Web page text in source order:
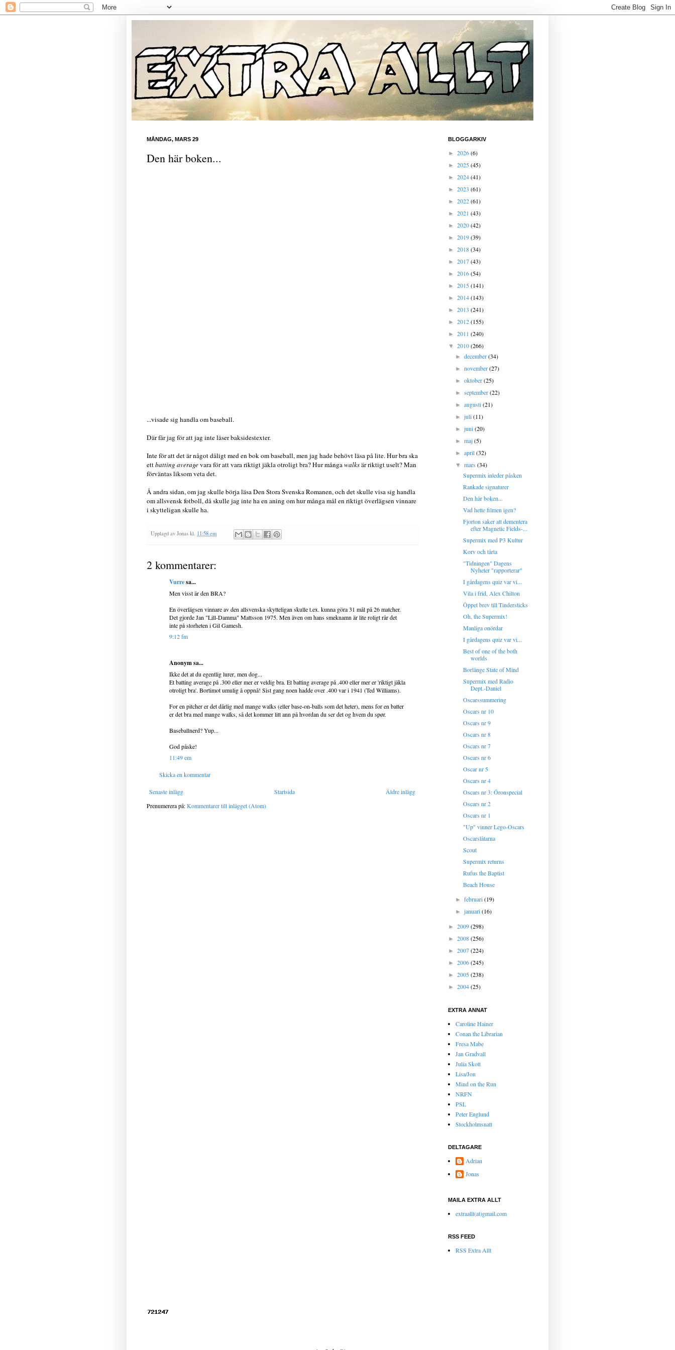
MÅNDAG, MARS 29
Den här boken...
...visade sig handla om baseball.
Där får jag för att jag inte läser baksidestexter.
Inte för att det är något dåligt med en bok om baseball, men jag hade behövt läsa på lite. Hur bra ska
ettbatting averagevara för att vara riktigt jäkla otroligt bra? Hur mångawalksär riktigt uselt? Man
förväntas liksom veta det.
Å andra sidan, om jag skulle börja läsa Den Stora Svenska Romanen, och det skulle visa sig handla
om allsvensk fotboll, då skulle jag inte ha en aning om hur många mål en riktigt överlägsen vinnare
i skytteligan skulle ha.
Upplagd av Jonas kl. 11:58 em
2 kommentarer:
Vurresa...
Men visst är den BRA?
En överlägsen vinnare av den allsvenska skytteligan skulle t.ex. kunna göra 31 mål på 26 matcher.
Det gjorde Jan "Lill-Damma" Mattsson 1975. Men även om hans smeknamn är lite roligt rår det
inte på storheten i Gil Gamesh.
9:12 fm
Anonym sa...
Ikke det at du egentlig lurer, men dog...
Et batting average på .300 eller mer er veldig bra. Et batting average på .400 eller mer er 'riktigt jäkla
otroligt bra'. Bortimot umulig å oppnå! Sist gang noen hadde over .400 var i 1941 (Ted Williams).
For en pitcher er det dårlig med mange walks (eller base-on-balls som det heter), mens for en batter
er det bra med mange walks, så det kommer litt ann på hvordan du ser det og hvem du spør.
Baseballnerd? Yup...
God påske!
11:49 em
Skicka en kommentar
Senaste inlägg Äldre inlägg
Startsida
Prenumerera på:Kommentarer till inlägget (Atom)
BLOGGARKIV
► 2026(6)
► 2025(45)
► 2024(41)
► 2023 (61)
► 2022(61)
► 2021 (43)
► 2020(42)
► 2019(39)
► 2018(34)
► 2017(43)
► 2016(54)
► 2015(141)
► 2014(143)
► 2013 (241)
► 2012(155)
► 2011 (240)
▼ 2010(266)
►december(34)
►november(27)
►oktober(25)
►september(22)
►augusti(21)
►juli(11)
►juni(20)
►maj(5)
►april(32)
▼mars(34)
Supermix inleder påsken
Rankade signaturer
Den här boken...
Vad hette filmen igen?
Fjorton saker att dementera
efter Magnetic Fields-...
Supermix med P3 Kultur
Korv och tårta
"Tidningen" Dagens
Nyheter "rapporterar"
I gårdagens quiz var vi...
Vila i frid, Alex Chilton
Öppet brev till Tindersticks
Oh, the Supermix!
Manliga onördar
I gårdagens quiz var vi...
Best of one of the both
worlds
Borlänge State of Mind
Supermix med Radio
Dept.-Daniel
Oscarssummering
Oscars nr 10
Oscars nr 9
Oscars nr 8
Oscars nr 7
Oscars nr 6
Oscar nr 5
Oscars nr 4
Oscars nr 3: Öronspecial
Oscars nr 2
Oscars nr 1
"Up" vinner Lego-Oscars
Oscarslåtarna
Scout
Supermix returns
Rufus the Baptist
Beach House
►februari(19)
►januari(16)
► 2009(298)
► 2008(256)
► 2007(224)
► 2006(245)
► 2005(238)
► 2004(25)
EXTRA ANNAT
Caroline Hainer
Conan the Librarian
Fresa Mabe
Jan Gradvall
Julia Skott
Lisa/Jon
Mind on the Run
NRFN
PSL
Peter Englund
Stockholmsnatt
DELTAGARE
Adrian
Jonas
MAILA EXTRA ALLT
extraallt(at)gmail.com
RSS FEED
RSS Extra Allt